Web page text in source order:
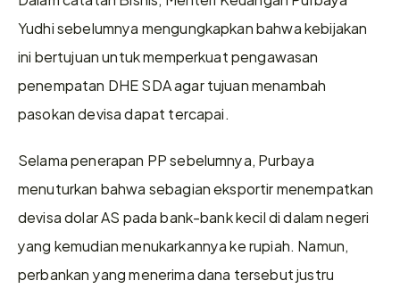
Yudhi sebelumnya mengungkapkan bahwa kebijakan
ini bertujuan untuk memperkuat pengawasan
penempatan DHE SDA agar tujuan menambah
pasokan devisa dapat tercapai.
Selama penerapan PP sebelumnya, Purbaya
menuturkan bahwa sebagian eksportir menempatkan
devisa dolar AS pada bank-bank kecil di dalam negeri
yang kemudian menukarkannya ke rupiah. Namun,
perbankan yang menerima dana tersebut justru